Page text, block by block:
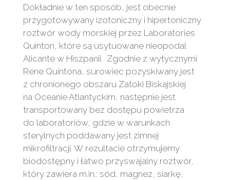
Dokładnie w ten sposób, jest obecnie
przygotowywany izotoniczny i hipertoniczny
roztwór wody morskiej przez Laboratories
Quinton, które są usytuowane nieopodal
Alicante w Hiszpanii. Zgodnie z wytycznymi
Rene Quintona, surowiec pozyskiwany jest
z chronionego obszaru Zatoki Biskajskiej
na Oceanie Atlantyckim, następnie jest
transportowany bez dostępu powietrza
do laboratoriów, gdzie w warunkach
sterylnych poddawany jest zimnej
mikrofiltracji. W rezultacie otrzymujemy
biodostępny i łatwo przyswajalny roztwór,
który zawiera m.in.: sód, magnez, siarkę,